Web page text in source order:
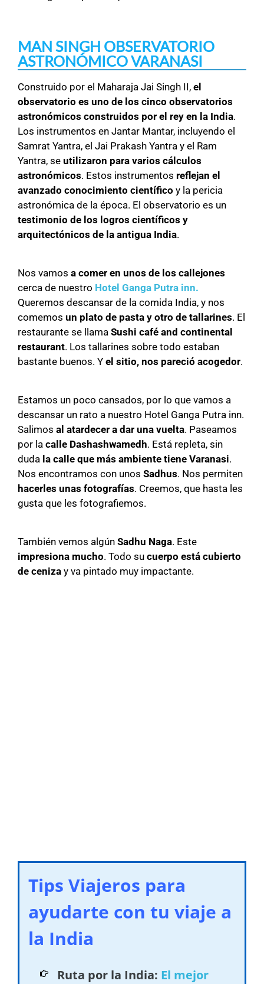
MAN SINGH OBSERVATORIO
ASTRONÓMICO VARANASI
Construido por el Maharaja Jai Singh II, el
observatorio es uno de los cinco observatorios
astronómicos construidos por el rey en la India.
Los instrumentos en Jantar Mantar, incluyendo el
Samrat Yantra, el Jai Prakash Yantra y el Ram
Yantra, se utilizaron para varios cálculos
astronómicos. Estos instrumentos reflejan el
avanzado conocimiento científico y la pericia
astronómica de la época. El observatorio es un
testimonio de los logros científicos y
arquitectónicos de la antigua India.
Nos vamos a comer en unos de los callejones
cerca de nuestro Hotel Ganga Putra inn.
Queremos descansar de la comida India, y nos
comemos un plato de pasta y otro de tallarines. El
restaurante se llama Sushi café and continental
restaurant. Los tallarines sobre todo estaban
bastante buenos. Y el sitio, nos pareció acogedor.
Estamos un poco cansados, por lo que vamos a
descansar un rato a nuestro Hotel Ganga Putra inn.
Salimos al atardecer a dar una vuelta. Paseamos
por la calle Dashashwamedh. Está repleta, sin
duda la calle que más ambiente tiene Varanasi.
Nos encontramos con unos Sadhus. Nos permiten
hacerles unas fotografías. Creemos, que hasta les
gusta que les fotografiemos.
También vemos algún Sadhu Naga. Este
impresiona mucho. Todo su cuerpo está cubierto
de ceniza y va pintado muy impactante.
Tips Viajeros para
ayudarte con tu viaje a
la India
Ruta por la India: El mejor